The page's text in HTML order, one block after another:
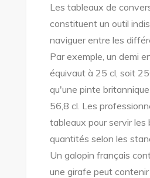
Les tableaux de
constituent un outil
naviguer entre les
Par exemple, un demi
équivaut à 25 cl, soit
qu'une pinte
56,8 cl. Les
tableaux pour servir les
quantités selon les
Un galopin français
une girafe peut